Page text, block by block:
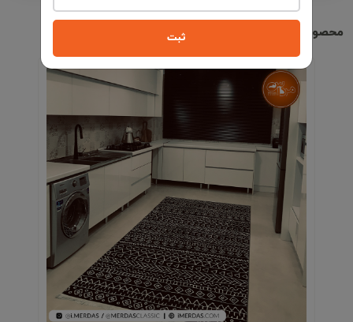
محصولات مشابه ثبت